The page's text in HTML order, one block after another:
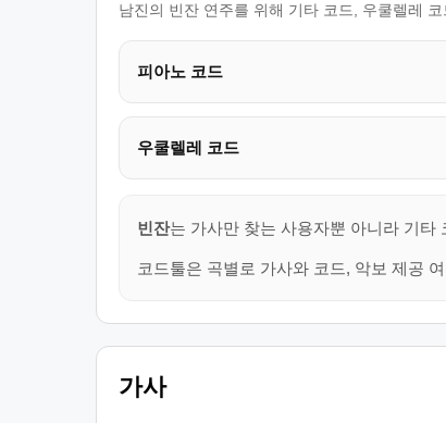
남진의 빈잔 연주를 위해 기타 코드, 우쿨렐레
피아노 코드
우쿨렐레 코드
빈잔는 가사만 찾는 사용자뿐 아니라 기타
코드툴은 곡별로 가사와 코드, 악보 제공
가사